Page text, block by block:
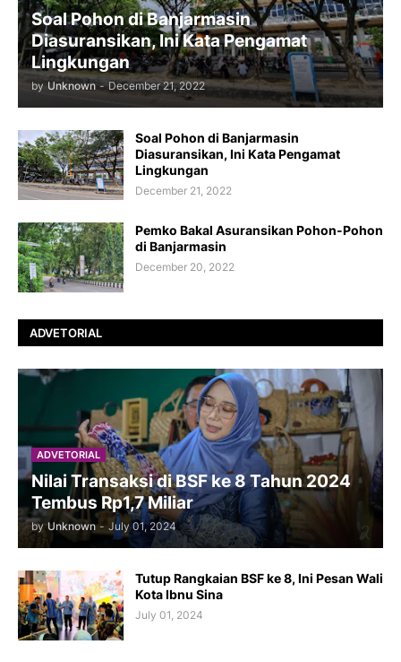
Soal Pohon di Banjarmasin
Diasuransikan, Ini Kata Pengamat
Lingkungan
by Unknown - December 21, 2022
Soal Pohon di Banjarmasin
Diasuransikan, Ini Kata Pengamat
Lingkungan
December 21, 2022
Pemko Bakal Asuransikan Pohon-Pohon
di Banjarmasin
December 20, 2022
ADVETORIAL
ADVETORIAL
Nilai Transaksi di BSF ke 8 Tahun 2024
Tembus Rp1,7 Miliar
by Unknown - July 01, 2024
Tutup Rangkaian BSF ke 8, Ini Pesan Wali
Kota Ibnu Sina
July 01, 2024